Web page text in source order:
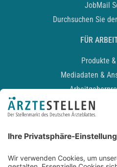
JobMail
Durchsuchen Sie
FÜR
Produkte
Mediadaten &
Recruiting-